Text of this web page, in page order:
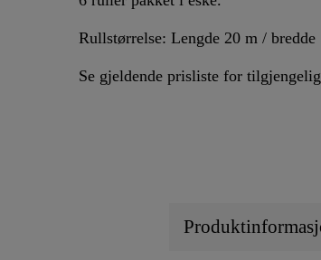
Rullstørrelse: Lengde 20 m / bredde
Se gjeldende prisliste for